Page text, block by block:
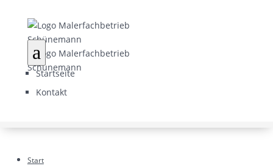
a
Startseite
Kontakt
Start